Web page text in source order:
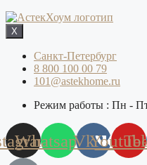
X
Санкт-Петербург
8 800 100 00 79
101@astekhome.ru
Режим работы : Пн -
Whatsapp
Vk